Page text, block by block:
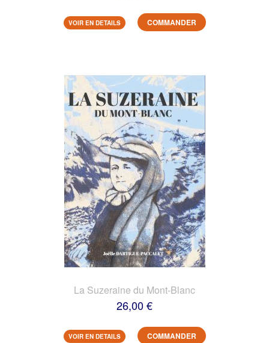
VOIR EN DETAILS COMMANDER
La Suzeraine du Mont-Blanc
26,00 €
VOIR EN DETAILS COMMANDER